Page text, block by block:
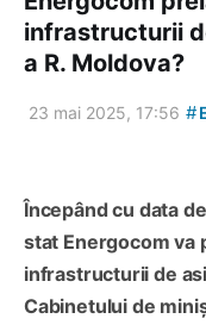
infrastructurii
a R. Moldova?
23 mai 2025, 17:56 #
Începând cu data
stat Energocom va
infrastructurii de
Cabinetului de